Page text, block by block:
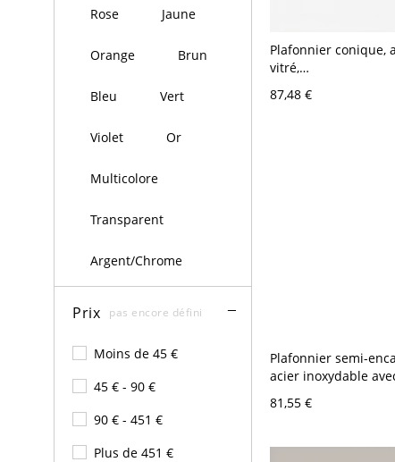
Rose Jaune
Orange Brun
Bleu Vert
Violet Or
Multicolore
Transparent
Argent/Chrome
Prix pas encore défini
Moins de 45 €
45 € - 90 €
90 € - 451 €
Plus de 451 €
Plafonnier conique,
vitré,
doré, 1 lumière style
87,48 €
Plafonnier semi-
acier inoxydable
81,55 €